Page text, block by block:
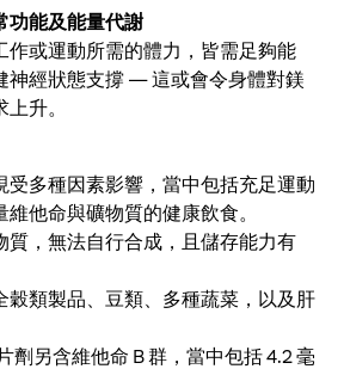
功能及能量代謝
作或運動所需的體力，皆需足夠能
神經狀態支撐 — 這或會令身體對鎂
升。
受多種因素影響，當中包括充足運動
他命與礦物質的健康飲食。
質，無法自行合成，且儲存能力有
穀類製品、豆類、多種蔬菜，以及肝
劑另含維他命 B 群，當中包括 4.2 毫